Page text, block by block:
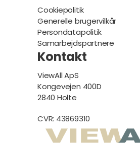
Cookiepolitik
Generelle brugervilkår
Persondatapolitik
Samarbejdspartnere
Kontakt
ViewAll ApS
Kongevejen 400D
2840 Holte
CVR: 43869310